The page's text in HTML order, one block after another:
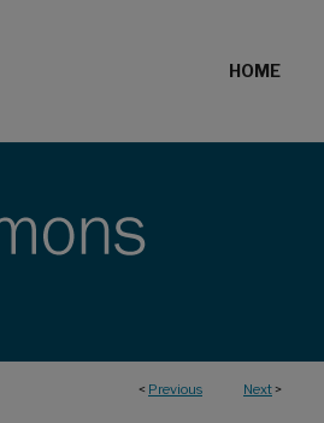
HOME
< Previous Next >